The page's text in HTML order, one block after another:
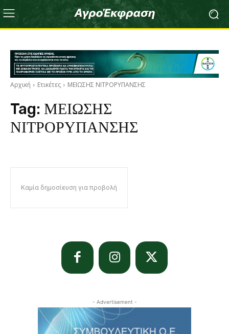
Αρχική Ετικέτες ΜΕΙΩΣΗΣ ΝΙΤΡΟΡΥΠΑΝΣΗΣ
Tag: ΜΕΙΩΣΗΣ
ΝΙΤΡΟΡΥΠΑΝΣΗΣ
Καμία δημοσίευση για προβολή
- Advertisement -